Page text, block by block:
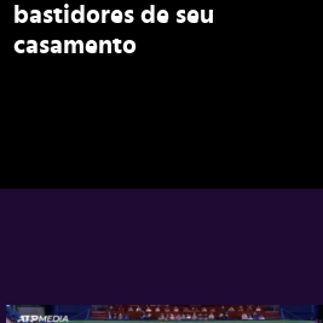
bastidores de seu
casamento